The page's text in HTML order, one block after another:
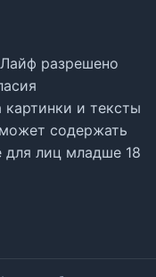
разрешено
картинки и тексты
содержать
для лиц младше 18